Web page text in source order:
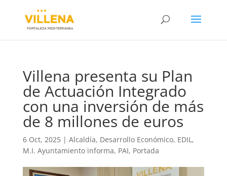
Villena presenta su Plan
de Actuación Integrado
con una inversión de más
de 8 millones de euros
6 Oct, 2025| Alcaldía, Desarrollo Económico, EDIL,
M.I. Ayuntamiento informa, PAI, Portada